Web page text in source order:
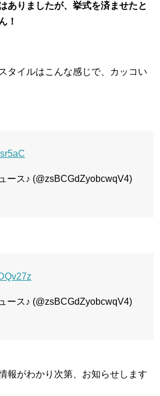
ありましたが、挙式を済ませたと
！
タイルはこんな感じで、カッコい
ース♪ (@zsBCGdZyobcwqV4)
ース♪ (@zsBCGdZyobcwqV4)
報がわかり次第、お知らせします